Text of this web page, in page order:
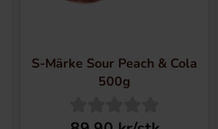
S-Märke Sour Peach & Cola
500g